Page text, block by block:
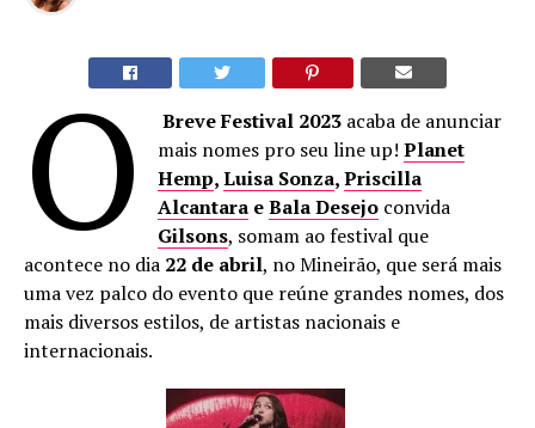
O Breve Festival 2023 acaba de anunciar
mais nomes pro seu line up!Planet
Hemp,Luisa Sonza,Priscilla
Alcantara eBala Desejo convida
Gilsons, somam ao festival que
acontece no dia 22 de abril, no Mineirão, que será mais
uma vez palco do evento que reúne grandes nomes, dos
mais diversos estilos, de artistas nacionais e
internacionais.